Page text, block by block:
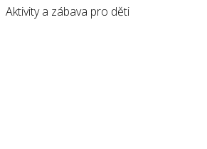
Aktivity a zábava pro děti